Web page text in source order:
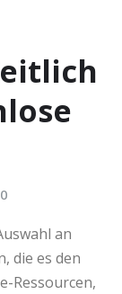
0
an
die es den
Ressourcen,